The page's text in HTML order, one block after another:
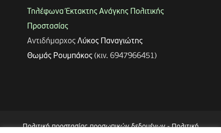
Τηλέφωνα Έκτακτης Ανάγκης Πολιτικής
Προστασίας
Αντιδήμαρχος Λύκος Παναγιώτης
Θωμάς Ρουμπάκος(κιν. 6947966451)
Πολιτική προστασίας προσωπικών δεδομένων-Πολιτική